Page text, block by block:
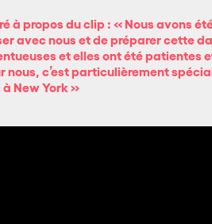
à propos du clip : « Nous avons
avec nous et de préparer cette
et elles ont été patientes
nous, c’est particulièrement
New York »